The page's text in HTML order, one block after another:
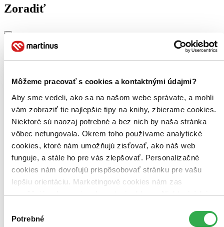
Môžeme pracovať s cookies a kontaktnými údajmi?
Aby sme vedeli, ako sa na našom webe správate, a mohli
vám zobraziť tie najlepšie tipy na knihy, zbierame cookies.
Niektoré sú naozaj potrebné a bez nich by naša stránka
vôbec nefungovala. Okrem toho používame analytické
cookies, ktoré nám umožňujú zisťovať, ako náš web
funguje, a stále ho pre vás zlepšovať. Personalizačné
cookies nám dovoľujú prispôsobovať stránku pre vašu
lepšiu orientáciu. Marketingové cookies nám zas
umožňujú zobrazenie relevantnej reklamy. Niektoré údaje
keby sme mohli používať všetky tieto cookies. Ďakujeme!
súhlasu
Potrebné
Zoradiť
Najdrahšie
Najvyššia zľava
Použité filtre
Zrušiť filtre
Autor Tomáš VilčekS pevnou väzbou